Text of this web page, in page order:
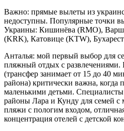
Важно: прямые вылеты из
недоступны. Популярные точки
Украины: Кишинёва (RMO),
(KRK), Катовице (KTW),
Анталья: мой первый выбор для
пляжный отдых с развлечениями.
(трансфер занимает от 15 до 40
района) критически важна, когда
маленькими детьми.
районы Лара и Кунду для семей с
пляжи с пологим входом,
концентрация отелей с детской